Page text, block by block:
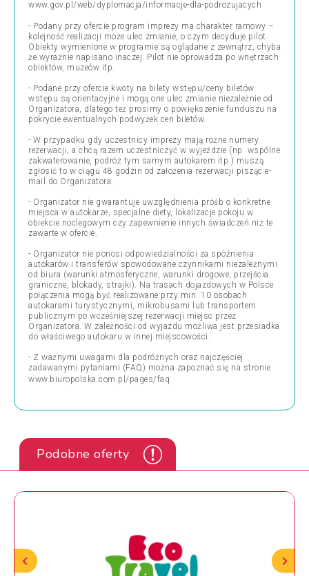
www.gov.pl/web/dyplomacja/informacje-dla-podrozujacych
- Podany przy ofercie program imprezy ma charakter ramowy –
kolejność realizacji może ulec zmianie, o czym decyduje pilot.
Obiekty wymienione w programie są oglądane z zewnątrz, chyba
że wyraźnie napisano inaczej. Pilot nie oprowadza po wnętrzach
obiektów, muzeów itp.
- Podane przy ofercie kwoty na bilety wstępu/ceny biletów
wstępu są orientacyjne i mogą one ulec zmianie niezależnie od
Organizatora, dlatego też prosimy o powiększenie funduszu na
pokrycie ewentualnych podwyżek cen biletów.
- W przypadku gdy uczestnicy imprezy mają rożne numery
rezerwacji, a chcą razem uczestniczyć w wyjeździe (np. wspólne
zakwaterowanie, podróż tym samym autokarem itp.) muszą
zgłosić to w ciągu 48 godzin od założenia rezerwacji pisząc e-
mail do Organizatora.
- Organizator nie gwarantuje uwzględnienia próśb o konkretne
miejsca w autokarze, specjalne diety, lokalizacje pokoju w
obiekcie noclegowym czy zapewnienie innych świadczeń niż te
zawarte w ofercie.
- Organizator nie ponosi odpowiedzialności za spóźnienia
autokarów i transferów spowodowane czynnikami niezależnymi
od biura (warunki atmosferyczne, warunki drogowe, przejścia
graniczne, blokady, strajki). Na trasach dojazdowych w Polsce
połączenia mogą być realizowane przy min. 10 osobach
autokarami turystycznymi, mikrobusami lub transportem
publicznym po wcześniejszej rezerwacji miejsc przez
Organizatora. W zależności od wyjazdu możliwa jest przesiadka
do właściwego autokaru w innej miejscowości.
- Z ważnymi uwagami dla podróżnych oraz najczęściej
zadawanymi pytaniami (FAQ) można zapoznać się na stronie
www.biuropolska.com.pl/pages/faq
Podobne oferty